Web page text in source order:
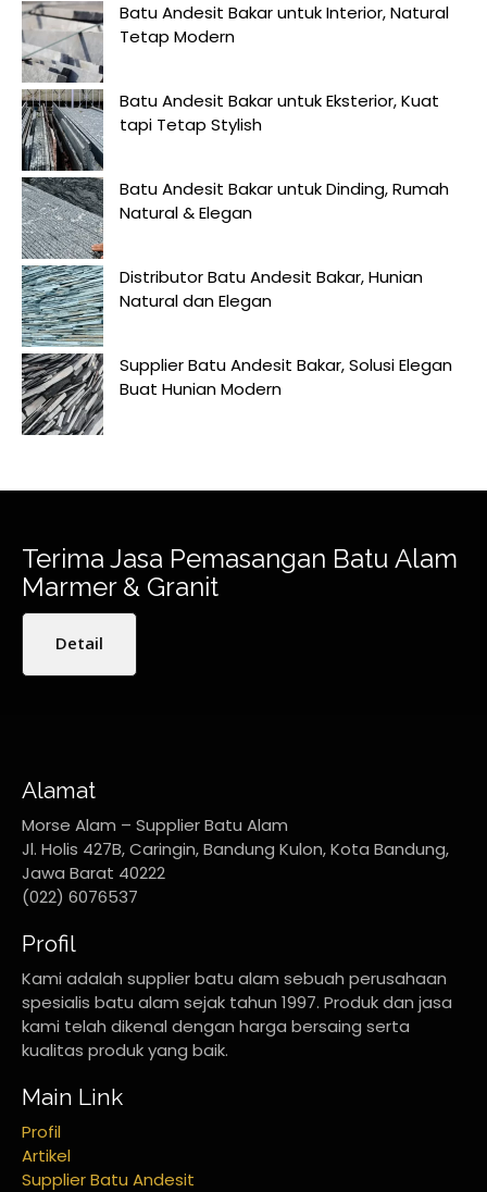
Batu Andesit Bakar untuk Interior, Natural
Tetap Modern
Batu Andesit Bakar untuk Eksterior, Kuat
tapi Tetap Stylish
Batu Andesit Bakar untuk Dinding, Rumah
Natural & Elegan
Distributor Batu Andesit Bakar, Hunian
Natural dan Elegan
Supplier Batu Andesit Bakar, Solusi Elegan
Buat Hunian Modern
Terima Jasa Pemasangan Batu Alam
Marmer & Granit
Detail
Alamat
Morse Alam – Supplier Batu Alam
Jl. Holis 427B, Caringin, Bandung Kulon, Kota Bandung,
Jawa Barat 40222
(022) 6076537
Profil
Kami adalah supplier batu alam sebuah perusahaan
spesialis batu alam sejak tahun 1997. Produk dan jasa
kami telah dikenal dengan harga bersaing serta
kualitas produk yang baik.
Main Link
Profil
Artikel
Supplier Batu Andesit